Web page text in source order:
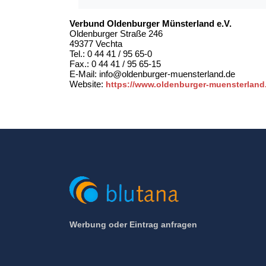
Verbund Oldenburger Münsterland e.V.
Oldenburger Straße 246
49377 Vechta
Tel.: 0 44 41 / 95 65-0
Fax.: 0 44 41 / 95 65-15
E-Mail: info@oldenburger-muensterland.de
Website: https://www.oldenburger-
Werbung oder Eintrag anfragen